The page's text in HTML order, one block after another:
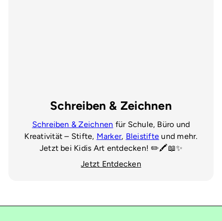
Schreiben & Zeichnen
Schreiben & Zeichnen für Schule, Büro und
Kreativität – Stifte, Marker, Bleistifte und mehr.
Jetzt bei Kidis Art entdecken! ✏️🖍️📖✨
Jetzt Entdecken